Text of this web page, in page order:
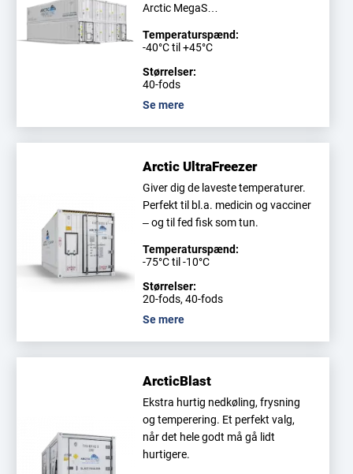
Arctic MegaS…
Temperaturspænd:
-40°C til +45°C
Størrelser:
40-fods
Se mere
Arctic UltraFreezer
Giver dig de laveste temperaturer.
Perfekt til bl.a. medicin og vacciner
– og til fed fisk som tun.
Temperaturspænd:
-75°C til -10°C
Størrelser:
20-fods, 40-fods
Se mere
ArcticBlast
Ekstra hurtig nedkøling, frysning
og temperering. Et perfekt valg,
når det hele godt må gå lidt
hurtigere.